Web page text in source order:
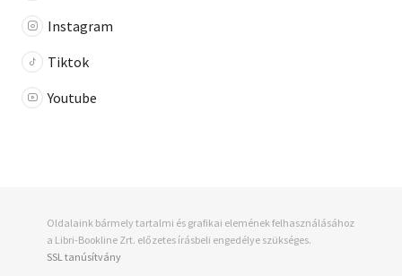
Instagram
Tiktok
Youtube
Oldalaink bármely tartalmi és grafikai elemének felhasználásához
a Libri-Bookline Zrt. előzetes írásbeli engedélye szükséges.
SSL tanúsítvány